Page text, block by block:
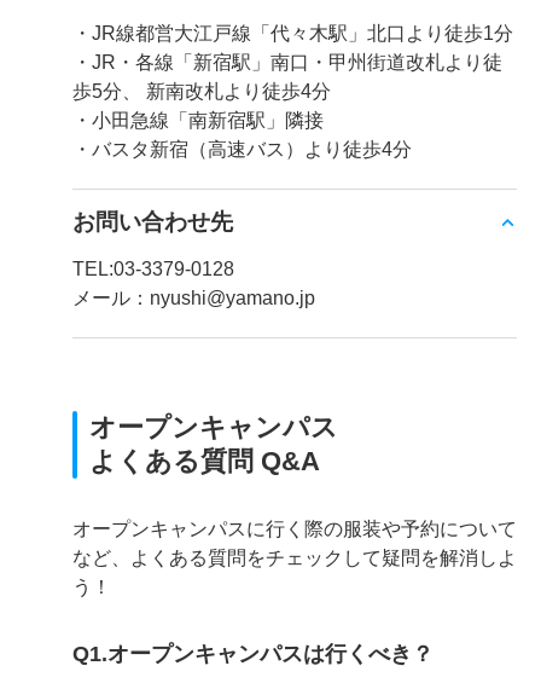
・JR線都営大江戸線「代々木駅」北口より徒歩1分
・JR・各線「新宿駅」南口・甲州街道改札より徒
歩5分、 新南改札より徒歩4分
・小田急線「南新宿駅」隣接
・バスタ新宿（高速バス）より徒歩4分
お問い合わせ先
TEL:03-3379-0128
メール：nyushi@yamano.jp
オープンキャンパス
よくある質問 Q&A
オープンキャンパスに行く際の服装や予約について
など、よくある質問をチェックして疑問を解消しよ
う！
Q1.オープンキャンパスは行くべき？